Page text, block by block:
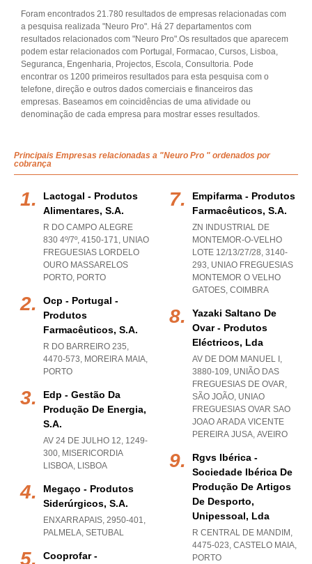
Foram encontrados 21.780 resultados de empresas relacionadas com
a pesquisa realizada "Neuro Pro". Há 27 departamentos com
resultados relacionados com "Neuro Pro".Os resultados que aparecem
podem estar relacionados com Portugal, Formacao, Cursos, Lisboa,
Seguranca, Engenharia, Projectos, Escola, Consultoria. Pode
encontrar os 1200 primeiros resultados para esta pesquisa com o
telefone, direção e outros dados comerciais e financeiros das
empresas. Baseamos em coincidências de uma atividade ou
denominação de cada empresa para mostrar esses resultados.
Principais Empresas relacionadas a "Neuro Pro " ordenados por
cobrança
Lactogal - Produtos
Alimentares, S.a.
R DO CAMPO ALEGRE
830 4º/7º, 4150-171, UNIAO
FREGUESIAS LORDELO
OURO MASSARELOS
PORTO, PORTO
Ocp - Portugal -
Produtos
Farmacêuticos, S.a.
R DO BARREIRO 235,
4470-573, MOREIRA MAIA,
PORTO
Edp - Gestão Da
Produção De Energia,
S.a.
AV 24 DE JULHO 12, 1249-
300, MISERICORDIA
LISBOA, LISBOA
Megaço - Produtos
Siderúrgicos, S.a.
ENXARRAPAIS, 2950-401,
PALMELA, SETUBAL
Cooprofar -
Empifarma - Produtos
Farmacêuticos, S.a.
ZN INDUSTRIAL DE
MONTEMOR-O-VELHO
LOTE 12/13/27/28, 3140-
293, UNIAO FREGUESIAS
MONTEMOR O VELHO
GATOES, COIMBRA
Yazaki Saltano De
Ovar - Produtos
Eléctricos, Lda
AV DE DOM MANUEL I,
3880-109, UNIÃO DAS
FREGUESIAS DE OVAR,
SÃO JOÃO, UNIAO
FREGUESIAS OVAR SAO
JOAO ARADA VICENTE
PEREIRA JUSA, AVEIRO
Rgvs Ibérica -
Sociedade Ibérica De
Produção De Artigos
De Desporto,
Unipessoal, Lda
R CENTRAL DE MANDIM,
4475-023, CASTELO MAIA,
PORTO